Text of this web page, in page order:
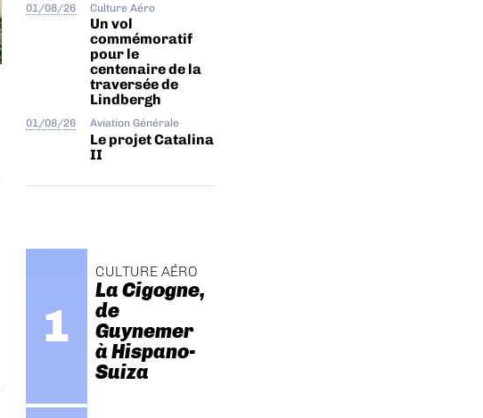
01/08/26 Culture Aéro
Un vol
commémoratif
pour le
centenaire de la
traversée de
Lindbergh
01/08/26 Aviation Générale
Le projet Catalina
II
CULTURE AÉRO
La Cigogne,
de
Guynemer
à Hispano-
Suiza